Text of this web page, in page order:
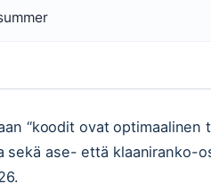
“koodit ovat
sekä ase- että klaaniranko-